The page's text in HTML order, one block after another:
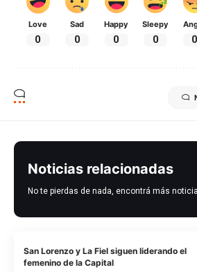
Love
0
Sad
0
Happy
0
Sleepy
0 0
Noticias relacionadas
No te pierdas de nada, encontrá más
San Lorenzo y La Fiel siguen liderando el
femenino de la Capital